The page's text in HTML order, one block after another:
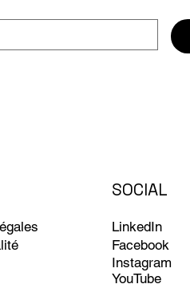
SOCIAL
LinkedIn
Facebook
Instagram
YouTube